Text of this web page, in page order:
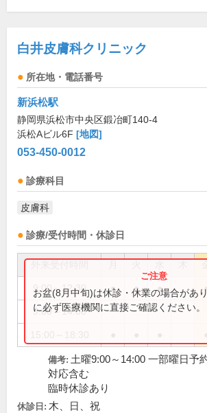
白井皮膚科クリニック
所在地・電話番号
新浜松駅
静岡県浜松市中央区鍛冶町140-4
浜松Aビル6F [地図]
053-450-0012
診療科目
皮膚科
診療/受付時間・休診日
9:00～12:30 ● ● ● ●
9:00～14:00
お盆(8月中旬)は休診・休業の場合があ
に必ず医療機関に直接ご確認ください。
備考: 土曜9:00～14:00 一部曜日予
対応含む
臨時休診あり
休診日: 木、日、祝